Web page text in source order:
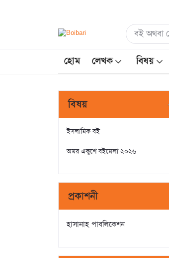
হোম লেখক বিষয়
বিষয়
ইসলামিক বই
অমর একুশে বইমেলা ২০২৬
প্রকাশনী
হাসানাহ পাবলিকেশন